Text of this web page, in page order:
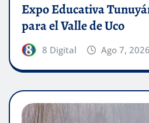
Expo Educativa
para el Valle de Uco
8 Digital Ago 7, 2026